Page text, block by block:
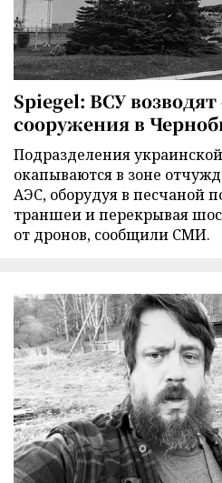
Spiegel: ВСУ
сооружения в
Подразделения
окапываются в зоне
АЭС, оборудуя в песчаной
траншеи и перекрывая
от дронов, сообщили СМИ.